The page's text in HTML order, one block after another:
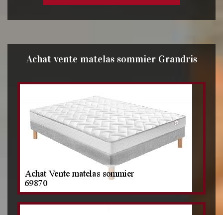
Achat vente matelas sommier Grandris